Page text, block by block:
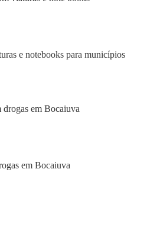
e notebooks para municípios
em Bocaiuva